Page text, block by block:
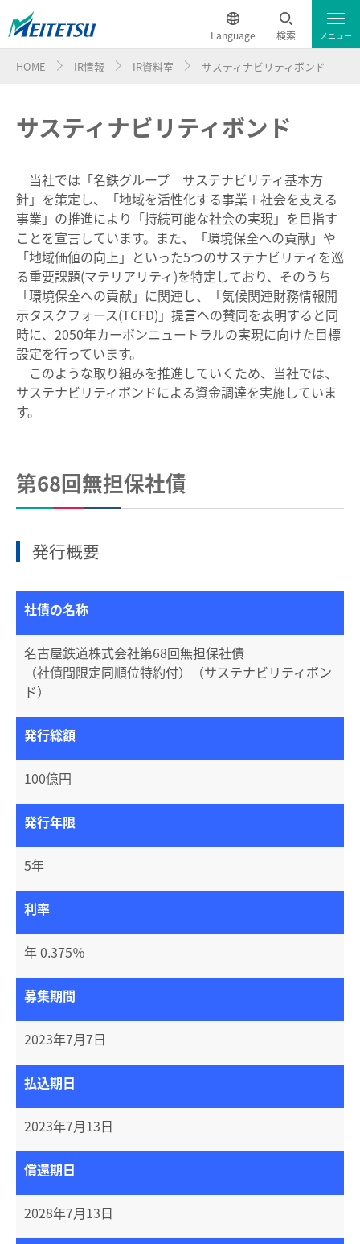
Language 検索
IR資料室トップ
決算短信
決算説明会資料等
適時開示情報
有価証券報告書・半期報告書・四半期報告書
統合報告書
株主通信
設備投資計画
サスティナビリティボンド
株式情報トップ
株式基本情報
株主の状況
株主総会
株主優待制度
電子公告
株式情報（Yahoo!ファイナンス）
ニュースリリース一覧
お知らせ一覧
よくあるご質問 お問い合わせ
HOME
IR情報
採用情報
簡体中文
繁体中文
한국어
ภาษาไทย
メニュー
HOME IR情報 IR資料室 サスティナビリティボンド
サスティナビリティボンド
当社では「名鉄グループ サステナビリティ基本方
針」を策定し、「地域を活性化する事業＋社会を支える
事業」の推進により「持続可能な社会の実現」を目指す
ことを宣言しています。また、「環境保全への貢献」や
「地域価値の向上」といった5つのサステナビリティを巡
る重要課題(マテリアリティ)を特定しており、そのうち
「環境保全への貢献」に関連し、「気候関連財務情報開
示タスクフォース(TCFD)」提言への賛同を表明すると同
時に、2050年カーボンニュートラルの実現に向けた目標
設定を行っています。
このような取り組みを推進していくため、当社では、
サステナビリティボンドによる資金調達を実施していま
す。
第68回無担保社債
発行概要
社債の名称
名古屋鉄道株式会社第68回無担保社債
（社債間限定同順位特約付）（サステナビリティボン
ド）
発行総額
100億円
発行年限
5年
利率
年 0.375％
募集期間
2023年7月7日
払込期日
2023年7月13日
償還期日
2028年7月13日